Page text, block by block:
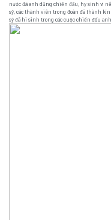
nước đã anh dũng chiến đấu, hy sinh vì
sỹ, các thành viên trong đoàn đã thành
sỹ đã hi sinh trong các cuộc chiến đấu